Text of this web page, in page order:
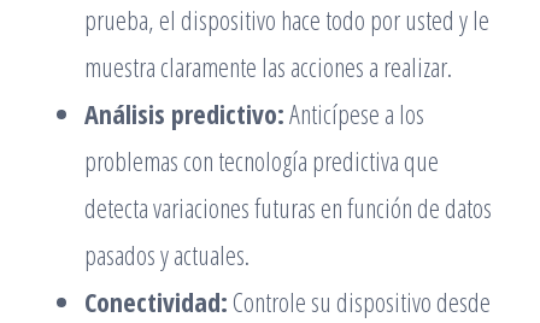
prueba, el dispositivo hace todo por usted y le
muestra claramente las acciones a realizar.
Análisis predictivo:Anticípese a los
problemas con tecnología predictiva que
detecta variaciones futuras en función de datos
pasados ​​y actuales.
Conectividad: Controle su dispositivo desde